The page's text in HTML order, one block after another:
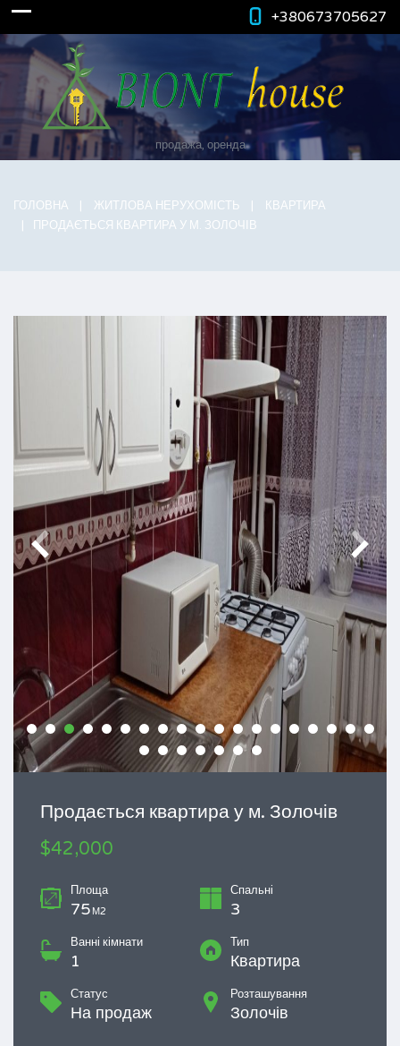
+380673705627
продажа, оренда
ГОЛОВНА ЖИТЛОВА НЕРУХОМІСТЬ
КВАРТИРА
ПРОДАЄТЬСЯ КВАРТИРА У М. ЗОЛОЧІВ
Продається квартира у м. Золочів
$42,000
Площа
75 М2
Спальні
3
Ванні кімнати
1
Тип
Квартира
Статус
На продаж
Розташування
Золочів